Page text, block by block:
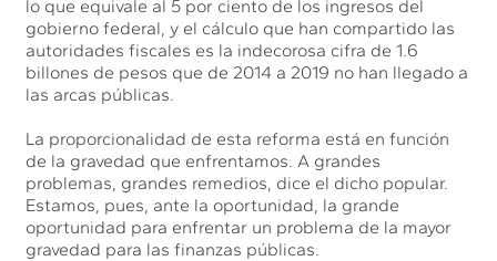
lo que equivale al 5 por ciento de los ingresos del
gobierno federal, y el cálculo que han compartido las
autoridades fiscales es la indecorosa cifra de 1.6
billones de pesos que de 2014 a 2019 no han llegado a
las arcas públicas.
La proporcionalidad de esta reforma está en función
de la gravedad que enfrentamos. A grandes
problemas, grandes remedios, dice el dicho popular.
Estamos, pues, ante la oportunidad, la grande
oportunidad para enfrentar un problema de la mayor
gravedad para las finanzas públicas.